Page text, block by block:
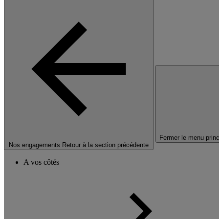
Nos engagements Retour à la section précédente
Fermer le menu
A vos côtés